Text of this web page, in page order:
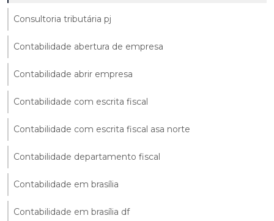
Consultoria tributária pj
Contabilidade abertura de empresa
Contabilidade abrir empresa
Contabilidade com escrita fiscal
Contabilidade com escrita fiscal asa norte
Contabilidade departamento fiscal
Contabilidade em brasília
Contabilidade em brasília df